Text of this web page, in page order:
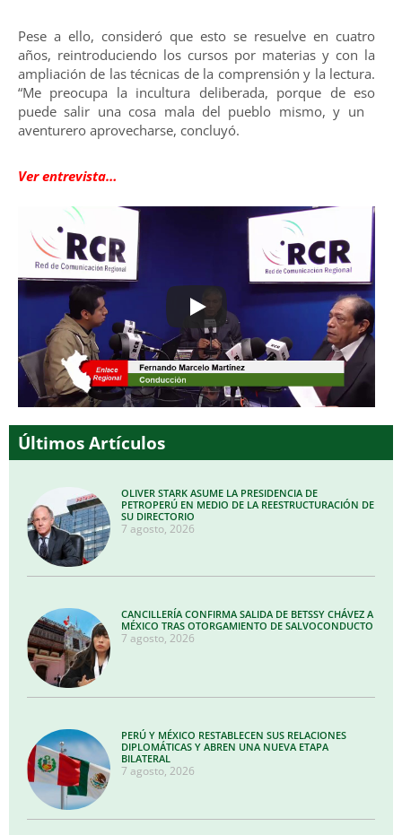
Pese a ello, consideró que esto se resuelve en cuatro
años, reintroduciendo los cursos por materias y con la
ampliación de las técnicas de la comprensión y la lectura.
“Me preocupa la incultura deliberada, porque de eso
puede salir una cosa mala del pueblo mismo, y un
aventurero aprovecharse, concluyó.
Ver entrevista…
Últimos Artículos
OLIVER STARK ASUME LA PRESIDENCIA DE
PETROPERÚ EN MEDIO DE LA REESTRUCTURACIÓN DE
SU DIRECTORIO
7 agosto, 2026
CANCILLERÍA CONFIRMA SALIDA DE BETSSY CHÁVEZ A
MÉXICO TRAS OTORGAMIENTO DE SALVOCONDUCTO
7 agosto, 2026
PERÚ Y MÉXICO RESTABLECEN SUS RELACIONES
DIPLOMÁTICAS Y ABREN UNA NUEVA ETAPA
BILATERAL
7 agosto, 2026